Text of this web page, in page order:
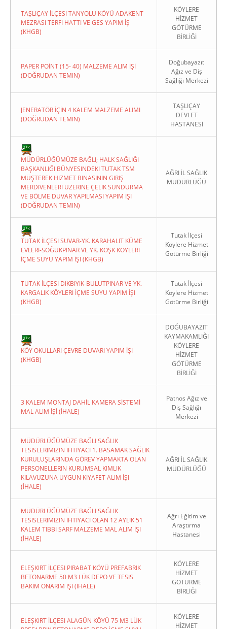
TAŞLIÇAY İLÇESI TANYOLU KÖYÜ ADAKENT
MEZRASI TERFI HATTI VE GES YAPIM İŞ
(KHGB)
KÖYLERE
HİZMET
GÖTÜRME
BİRLİĞİ
PAPER POİNT (15- 40) MALZEME ALIM İŞİ
(DOĞRUDAN TEMIN)
Doğubayazıt
Ağız ve Diş
Sağlığı Merkezi
JENERATÖR İÇİN 4 KALEM MALZEME ALIMI
(DOĞRUDAN TEMIN)
TAŞLIÇAY
DEVLET
HASTANESİ
MÜDÜRLÜĞÜMÜZE BAĞLI; HALK SAĞLIĞI
BAŞKANLIĞI BÜNYESINDEKI TUTAK TSM
MÜŞTEREK HIZMET BINASININ GIRIŞ
MERDIVENLERI ÜZERINE ÇELIK SUNDURMA
VE BÖLME DUVAR YAPILMASI YAPIM IŞI
(DOĞRUDAN TEMIN)
AĞRI İL SAĞLIK
MÜDÜRLÜĞÜ
TUTAK İLÇESI SUVAR-YK. KARAHALIT KÜME
EVLERI-SOĞUKPINAR VE YK. KÖŞK KÖYLERI
İÇME SUYU YAPIM İŞI (KHGB)
Tutak İlçesi
Köylere Hizmet
Götürme Birliği
TUTAK İLÇESI DIKBIYIK-BULUTPINAR VE YK.
KARGALIK KÖYLERI İÇME SUYU YAPIM İŞI
(KHGB)
Tutak İlçesi
Köylere Hizmet
Götürme Birliği
KÖY OKULLARI ÇEVRE DUVARI YAPIM İŞI
(KHGB)
DOĞUBAYAZIT
KAYMAKAMLIĞI
KÖYLERE
HİZMET
GÖTÜRME
BİRLİĞİ
3 KALEM MONTAJ DAHİL KAMERA SİSTEMİ
MAL ALIM İŞİ (İHALE)
Patnos Ağız ve
Diş Sağlığı
Merkezi
MÜDÜRLÜĞÜMÜZE BAĞLI SAĞLIK
TESISLERIMIZIN İHTIYACI 1. BASAMAK SAĞLIK
KURULUŞLARINDA GÖREV YAPMAKTA OLAN
PERSONELLERIN KURUMSAL KIMLIK
KILAVUZUNA UYGUN KIYAFET ALIM İŞI
(İHALE)
AĞRI İL SAĞLIK
MÜDÜRLÜĞÜ
MÜDÜRLÜĞÜMÜZE BAĞLI SAĞLIK
TESISLERIMIZIN İHTIYACI OLAN 12 AYLIK 51
KALEM TIBBI SARF MALZEME MAL ALIM İŞI
(İHALE)
Ağrı Eğitim ve
Araştırma
Hastanesi
ELEŞKIRT İLÇESI PIRABAT KÖYÜ PREFABRIK
BETONARME 50 M3 LÜK DEPO VE TESIS
BAKIM ONARIM İŞI (İHALE)
KÖYLERE
HİZMET
GÖTÜRME
BİRLİĞİ
ELEŞKIRT İLÇESI ALAGÜN KÖYÜ 75 M3 LÜK
KÖYLERE
HİZMET